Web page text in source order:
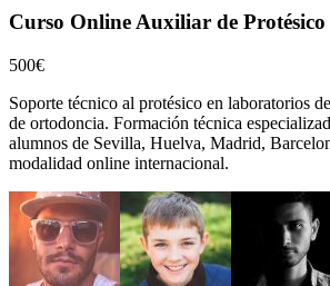
Curso Online Auxiliar de
500€
Soporte técnico al protésico en laboratorios
de ortodoncia. Formación técnica
alumnos de Sevilla, Huelva, Madrid,
modalidad online internacional.